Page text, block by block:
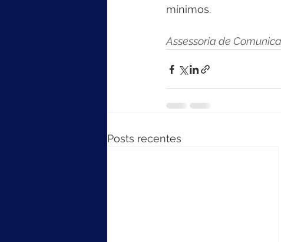
mínimos.
Assessoria de
Posts recentes